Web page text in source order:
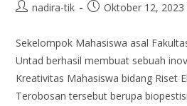
nadira-tik Oktober 12, 2023
Sekelompok Mahasiswa asal
Untad berhasil membuat sebuah
Kreativitas Mahasiswa bidang Riset
Terobosan tersebut berupa